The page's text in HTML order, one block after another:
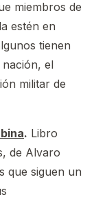
miembros de
estén en
tienen
nación, el
militar de
. Libro
de Alvaro
que siguen un